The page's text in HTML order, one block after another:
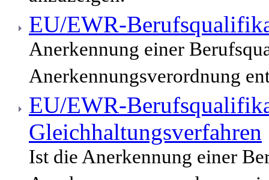
EU/EWR-
Anerkennung einer
Anerkennungsverordnung
EU/EWR-
Gleichhaltungsverfahren
Ist die Anerkennung einer